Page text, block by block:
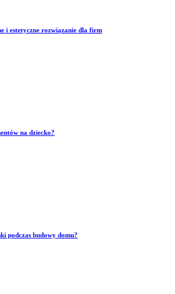
i estetyczne rozwiązanie dla firm
na dziecko?
podczas budowy domu?